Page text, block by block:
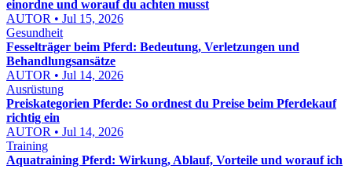
einordne und worauf du achten musst
AUTOR • Jul 15, 2026
Gesundheit
Fesselträger beim Pferd: Bedeutung, Verletzungen und
Behandlungsansätze
AUTOR • Jul 14, 2026
Ausrüstung
Preiskategorien Pferde: So ordnest du Preise beim Pferdekauf
richtig ein
AUTOR • Jul 14, 2026
Training
Aquatraining Pferd: Wirkung, Ablauf, Vorteile und worauf ich